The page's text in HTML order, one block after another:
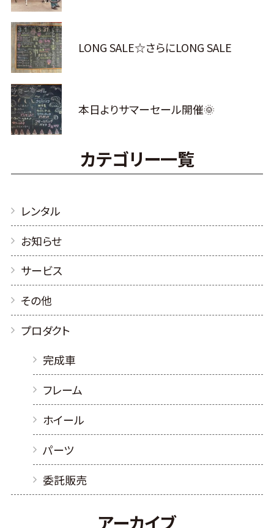
LONG SALE☆さらにLONG SALE
本日よりサマーセール開催🌞
カテゴリー一覧
レンタル
お知らせ
サービス
その他
プロダクト
完成車
フレーム
ホイール
パーツ
委託販売
アーカイブ